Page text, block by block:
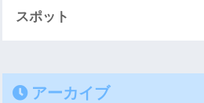
スポット
アーカイブ